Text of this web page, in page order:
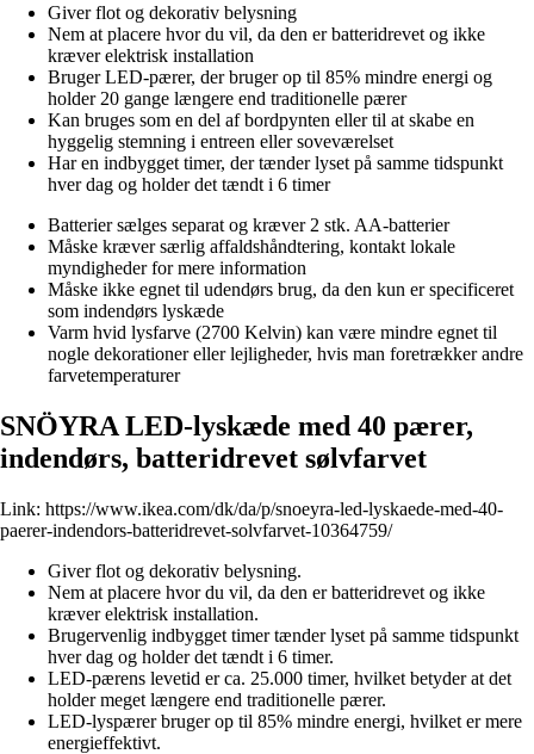
Giver flot og dekorativ belysning
Nem at placere hvor du vil, da den er batteridrevet og ikke
kræver elektrisk installation
Bruger LED-pærer, der bruger op til 85% mindre energi og
holder 20 gange længere end traditionelle pærer
Kan bruges som en del af bordpynten eller til at skabe en
hyggelig stemning i entreen eller soveværelset
Har en indbygget timer, der tænder lyset på samme tidspunkt
hver dag og holder det tændt i 6 timer
Batterier sælges separat og kræver 2 stk. AA-batterier
Måske kræver særlig affaldshåndtering, kontakt lokale
myndigheder for mere information
Måske ikke egnet til udendørs brug, da den kun er specificeret
som indendørs lyskæde
Varm hvid lysfarve (2700 Kelvin) kan være mindre egnet til
nogle dekorationer eller lejligheder, hvis man foretrækker andre
farvetemperaturer
SNÖYRA LED-lyskæde med 40 pærer,
indendørs, batteridrevet sølvfarvet
Link: https://www.ikea.com/dk/da/p/snoeyra-led-lyskaede-med-40-
paerer-indendors-batteridrevet-solvfarvet-10364759/
Giver flot og dekorativ belysning.
Nem at placere hvor du vil, da den er batteridrevet og ikke
kræver elektrisk installation.
Brugervenlig indbygget timer tænder lyset på samme tidspunkt
hver dag og holder det tændt i 6 timer.
LED-pærens levetid er ca. 25.000 timer, hvilket betyder at det
holder meget længere end traditionelle pærer.
LED-lyspærer bruger op til 85% mindre energi, hvilket er mere
energieffektivt.